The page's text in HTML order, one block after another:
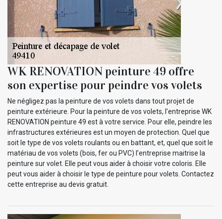
WK RENOVATION peinture 49 offre
son expertise pour peindre vos volets
Ne négligez pas la peinture de vos volets dans tout projet de
peinture extérieure. Pour la peinture de vos volets, l’entreprise WK
RENOVATION peinture 49 est à votre service. Pour elle, peindre les
infrastructures extérieures est un moyen de protection. Quel que
soit le type de vos volets roulants ou en battant, et, quel que soit le
matériau de vos volets (bois, fer ou PVC) l’entreprise maitrise la
peinture sur volet. Elle peut vous aider à choisir votre coloris. Elle
peut vous aider à choisir le type de peinture pour volets. Contactez
cette entreprise au devis gratuit.